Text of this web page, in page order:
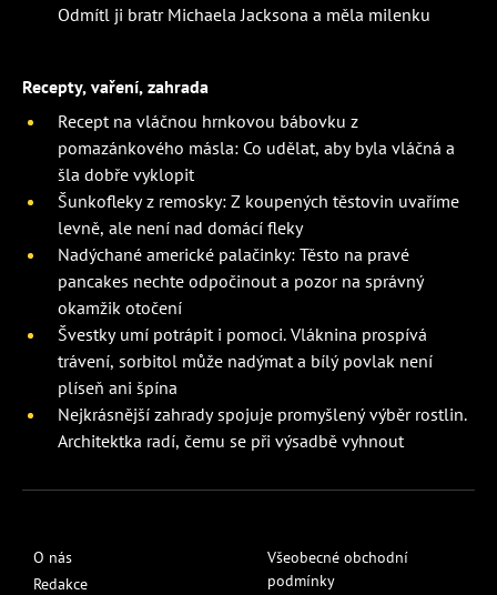
Odmítl ji bratr Michaela Jacksona a měla milenku
Recepty, vaření, zahrada
Recept na vláčnou hrnkovou bábovku z
pomazánkového másla: Co udělat, aby byla vláčná a
šla dobře vyklopit
Šunkofleky z remosky: Z koupených těstovin uvaříme
levně, ale není nad domácí fleky
Nadýchané americké palačinky: Těsto na pravé
pancakes nechte odpočinout a pozor na správný
okamžik otočení
Švestky umí potrápit i pomoci. Vláknina prospívá
trávení, sorbitol může nadýmat a bílý povlak není
plíseň ani špína
Nejkrásnější zahrady spojuje promyšlený výběr rostlin.
Architektka radí, čemu se při výsadbě vyhnout
O nás
Redakce
Všeobecné obchodní
podmínky